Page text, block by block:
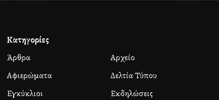
Κατηγορίες
Άρθρα
Αρχείο
Αφιερώματα
Δελτία Τύπου
Εγκύκλιοι
Εκδηλώσεις